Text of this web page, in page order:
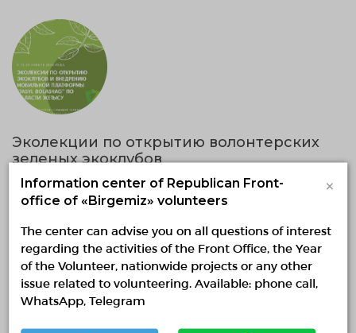
Эколекции по открытию волонтерских
зеленых экоклубов
19.11.2024 — 19.11.2024, fr 11:01 to 13:31
Zhetisu region, Taldyqorgan
Общественное Объединение «Алтын Адам креатив центр»
Environmental volunteering
Search and rescue volunteering
Finished
Information center of Republican Front-
office of «Birgemiz» volunteers
×
The center can advise you on all questions of interest
regarding the activities of the Front Office, the Year
of the Volunteer, nationwide projects or any other
issue related to volunteering. Available: phone call,
WhatsApp, Telegram